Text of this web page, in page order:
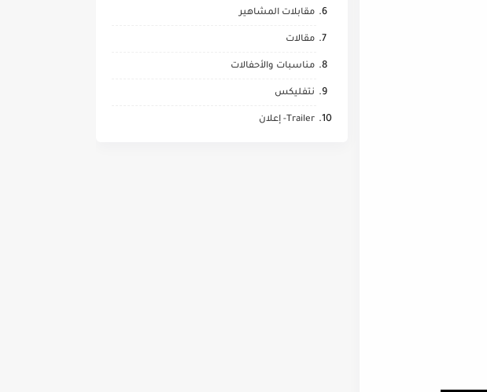
مقابلات المشاهير
مقالات
مناسبات والأحفالات
نتفليكس
Trailer- إعلان